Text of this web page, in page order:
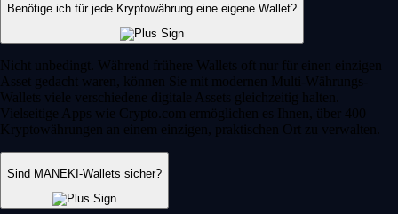
Benötige ich für jede Kryptowährung eine eigene Wallet?
Nicht unbedingt. Während frühere Wallets oft nur für einen einzigen
Asset gedacht waren, können Sie mit modernen Multi-Währungs-
Wallets viele verschiedene digitale Assets gleichzeitig halten.
Vielseitige Apps wie Crypto.com ermöglichen es Ihnen, über 400
Kryptowährungen an einem einzigen, praktischen Ort zu verwalten.
Sind MANEKI-Wallets sicher?